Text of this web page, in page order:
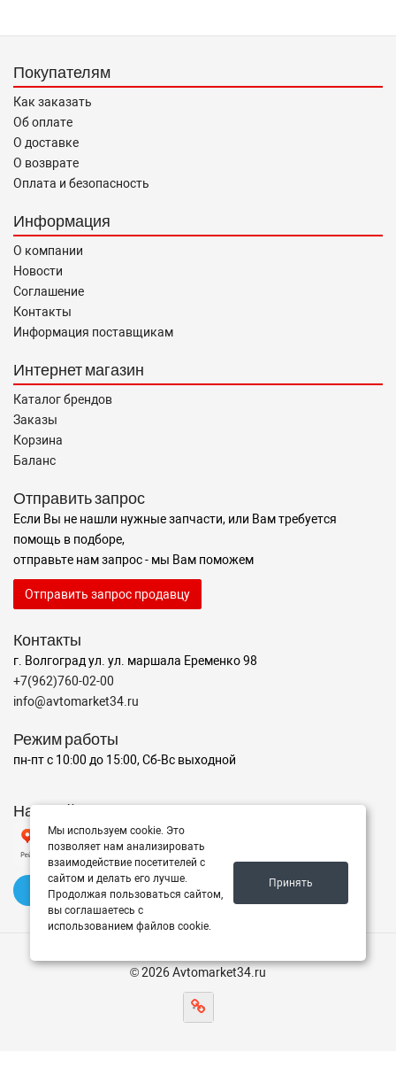
Покупателям
Как заказать
Об оплате
О доставке
О возврате
Оплата и безопасность
Информация
О компании
Новости
Соглашение
Контакты
Информация поставщикам
Интернет магазин
Каталог брендов
Заказы
Корзина
Баланс
Отправить запрос
Если Вы не нашли нужные запчасти, или Вам требуется
помощь в подборе,
отправьте нам запрос - мы Вам поможем
Отправить запрос продавцу
Контакты
г. Волгоград ул. ул. маршала Еременко 98
+7(962)760-02-00
info@avtomarket34.ru
Режим работы
пн-пт с 10:00 до 15:00, Сб-Вс выходной
Наш рейтинг на Яндексе
✍️ Оставить отзыв
© 2026 Avtomarket34.ru
Мы используем cookie. Это
позволяет нам анализировать
взаимодействие посетителей с
сайтом и делать его лучше.
Продолжая пользоваться сайтом,
вы соглашаетесь с
использованием файлов cookie.
Принять